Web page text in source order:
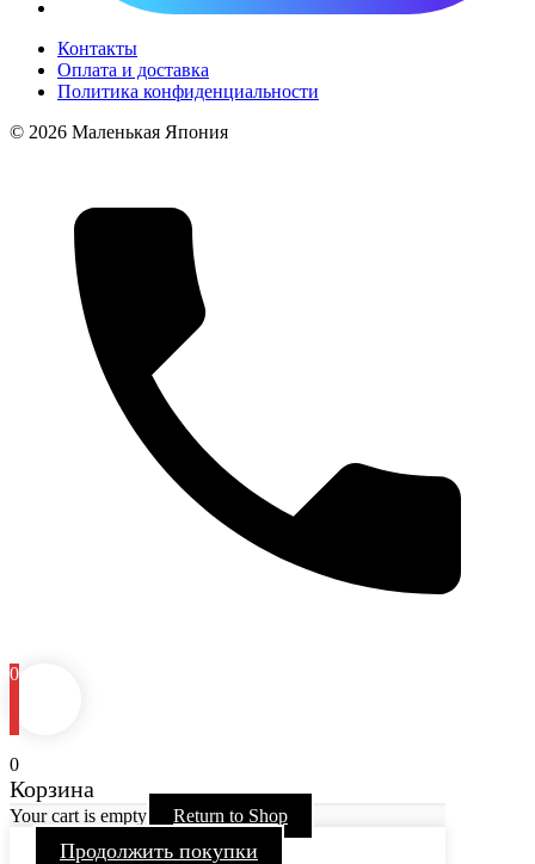
Контакты
Оплата и доставка
Политика конфиденциальности
© 2026 Маленькая Япония
0
0
Корзина
Your cart is empty Return to Shop
Продолжить покупки